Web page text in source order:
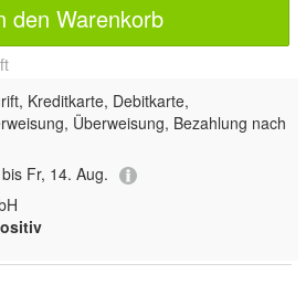
den Warenkorb
Kreditkarte, Debitkarte,
Überweisung, Bezahlung nach
Fr, 14. Aug.